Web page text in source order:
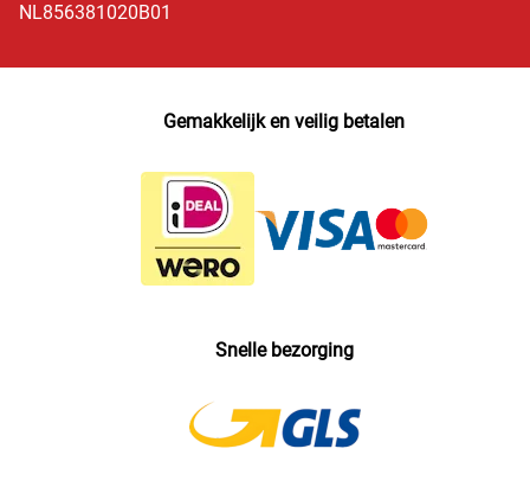
NL856381020B01
Gemakkelijk en veilig betalen
Snelle bezorging